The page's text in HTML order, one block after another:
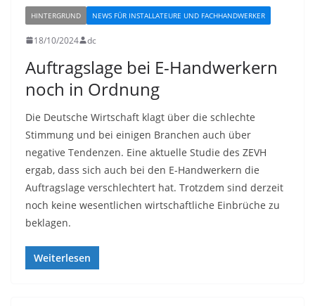
HINTERGRUND NEWS FÜR INSTALLATEURE UND FACHHANDWERKER
18/10/2024 dc
Auftragslage bei E-Handwerkern
noch in Ordnung
Die Deutsche Wirtschaft klagt über die schlechte
Stimmung und bei einigen Branchen auch über
negative Tendenzen. Eine aktuelle Studie des ZEVH
ergab, dass sich auch bei den E-Handwerkern die
Auftragslage verschlechtert hat. Trotzdem sind derzeit
noch keine wesentlichen wirtschaftliche Einbrüche zu
beklagen.
Weiterlesen